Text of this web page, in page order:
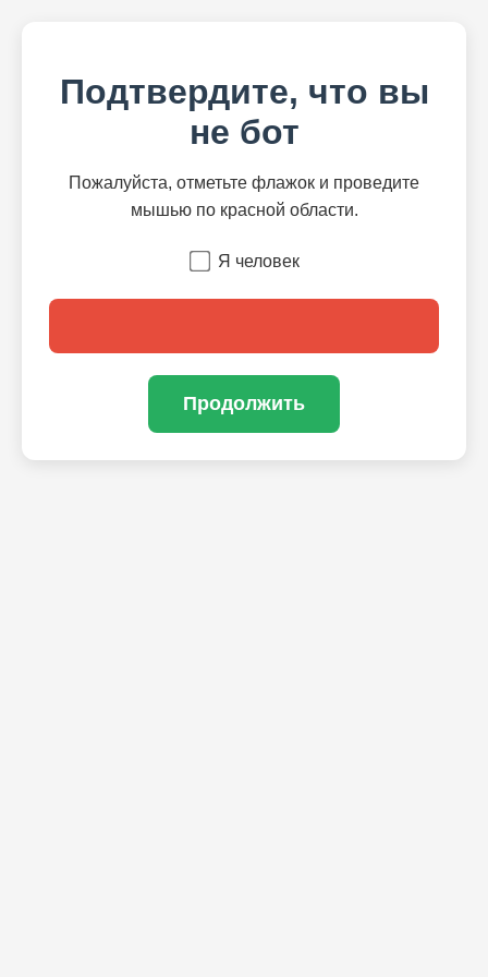
Подтвердите, что вы
не бот
Пожалуйста, отметьте флажок и проведите
мышью по красной области.
Я человек
Продолжить